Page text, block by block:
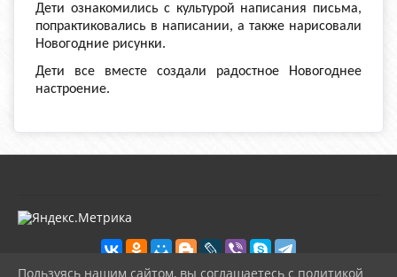
Дети ознакомились с культурой написания письма,
попрактиковались в написании, а также нарисовали
Новогодние рисунки.
Дети все вместе создали радостное Новогоднее
настроение.
Пользуясь нашим сайтом, вы соглашаетесь с политикой